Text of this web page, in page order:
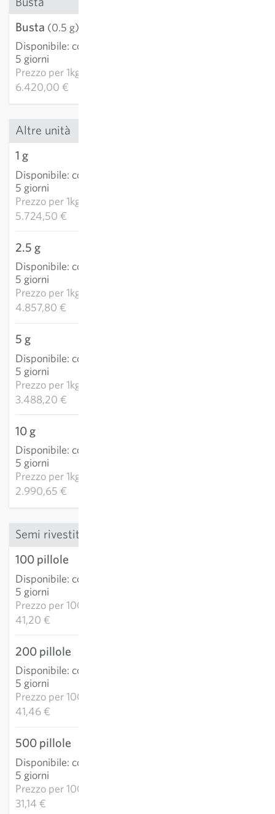
Busta (0.5 g)
Disponibile: consegna 3-
5 giorni
Prezzo per1kg:
6.420,00 €
Altre unità
1 g
Disponibile: consegna 3-
5 giorni
Prezzo per1kg:
5.724,50 €
2.5 g
Disponibile: consegna 3-
5 giorni
Prezzo per1kg:
4.857,80 €
5 g
Disponibile: consegna 3-
5 giorni
Prezzo per1kg:
3.488,20 €
10 g
Disponibile: consegna 3-
5 giorni
Prezzo per1kg:
2.990,65 €
Semi rivestiti (pillole)
100 pillole
Disponibile: consegna 3-
5 giorni
Prezzo per1000p:
41,20 €
200 pillole
Disponibile: consegna 3-
5 giorni
Prezzo per1000p:
41,46 €
500 pillole
Disponibile: consegna 3-
5 giorni
Prezzo per1000p:
31,14 €